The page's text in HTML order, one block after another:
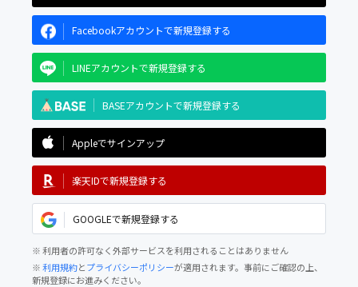
Facebookアカウントで新規登録する
LINEアカウントで新規登録する
BASEアカウントで新規登録する
Appleでサインアップ
楽天IDで新規登録する
GOOGLEで新規登録する
※ 利用者の許可なく外部サービスを利用されることはありません
※利用規約とプライバシーポリシーが適用されます。事前にご確認の上、
新規登録にお進みください。